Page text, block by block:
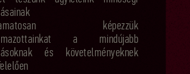
képezzük
a mindújabb
és követelményeknek